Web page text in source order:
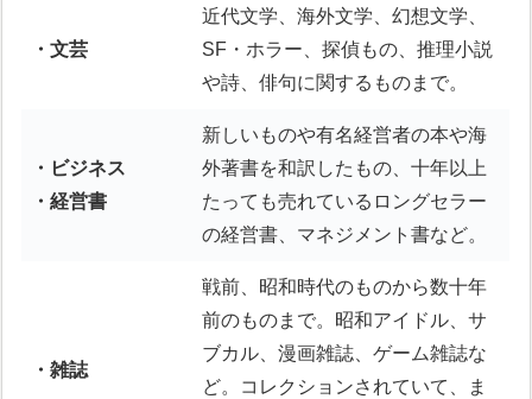
・文芸
近代文学、海外文学、幻想文学、
SF・ホラー、探偵もの、推理小説
や詩、俳句に関するものまで。
・ビジネス
・経営書
新しいものや有名経営者の本や海
外著書を和訳したもの、十年以上
たっても売れているロングセラー
の経営書、マネジメント書など。
・雑誌
戦前、昭和時代のものから数十年
前のものまで。昭和アイドル、サ
ブカル、漫画雑誌、ゲーム雑誌な
ど。コレクションされていて、ま